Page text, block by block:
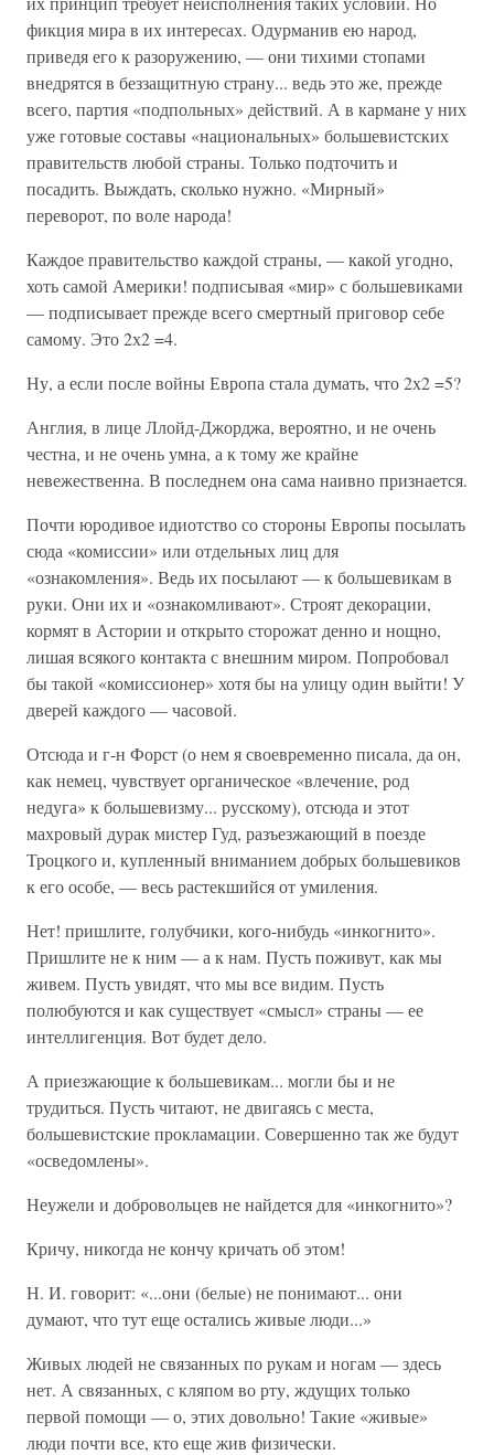
фикция мира в их интересах. Одурманив ею народ,
приведя его к разоружению, — они тихими стопами
внедрятся в беззащитную страну... ведь это же, прежде
всего, партия «подпольных» действий. А в кармане у них
уже готовые составы «национальных» большевистских
правительств любой страны. Только подточить и
посадить. Выждать, сколько нужно. «Мирный»
переворот, по воле народа!
Каждое правительство каждой страны, — какой угодно,
хоть самой Америки! подписывая «мир» с большевиками
— подписывает прежде всего смертный приговор себе
самому. Это 2х2 =4.
Ну, а если после войны Европа стала думать, что 2х2 =5?
Англия, в лице Ллойд-Джорджа, вероятно, и не очень
честна, и не очень умна, а к тому же крайне
невежественна. В последнем она сама наивно признается.
Почти юродивое идиотство со стороны Европы посылать
сюда «комиссии» или отдельных лиц для
«ознакомления». Ведь их посылают — к большевикам в
руки. Они их и «ознакомливают». Строят декорации,
кормят в Астории и открыто сторожат денно и нощно,
лишая всякого контакта с внешним миром. Попробовал
бы такой «комиссионер» хотя бы на улицу один выйти! У
дверей каждого — часовой.
Отсюда и г-н Форст (о нем я своевременно писала, да он,
как немец, чувствует органическое «влечение, род
недуга» к большевизму... русскому), отсюда и этот
махровый дурак мистер Гуд, разъезжающий в поезде
Троцкого и, купленный вниманием добрых большевиков
к его особе, — весь растекшийся от умиления.
Нет! пришлите, голубчики, кого-нибудь «инкогнито».
Пришлите не к ним — а к нам. Пусть поживут, как мы
живем. Пусть увидят, что мы все видим. Пусть
полюбуются и как существует «смысл» страны — ее
интеллигенция. Вот будет дело.
А приезжающие к большевикам... могли бы и не
трудиться. Пусть читают, не двигаясь с места,
большевистские прокламации. Совершенно так же будут
«осведомлены».
Неужели и добровольцев не найдется для «инкогнито»?
Кричу, никогда не кончу кричать об этом!
Н. И. говорит: «...они (белые) не понимают... они
думают, что тут еще остались живые люди...»
Живых людей не связанных по рукам и ногам — здесь
нет. А связанных, с кляпом во рту, ждущих только
первой помощи — о, этих довольно! Такие «живые»
люди почти все, кто еще жив физически.